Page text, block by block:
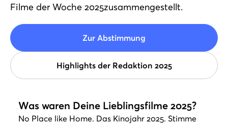
Filme der Woche 2025zusammengestellt.
Zur Abstimmung
Highlights der Redaktion 2025
Was waren Deine Lieblingsfilme 2025?
No Place like Home. Das Kinojahr 2025. Stimme